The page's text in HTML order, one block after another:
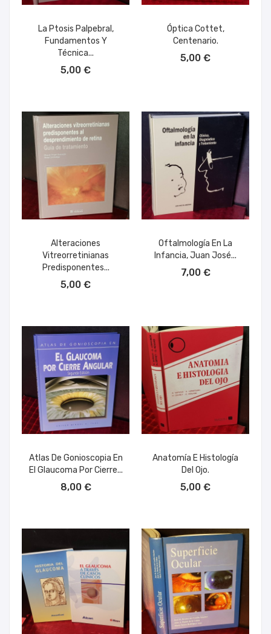
La Ptosis Palpebral,
Fundamentos Y
Técnica...
5,00 €
Óptica Cottet,
Centenario.
5,00 €
Alteraciones
Vitreorretinianas
Predisponentes...
5,00 €
Oftalmología En La
Infancia, Juan José...
7,00 €
Atlas De Gonioscopia En
El Glaucoma Por Cierre...
8,00 €
Anatomía E Histología
Del Ojo.
5,00 €